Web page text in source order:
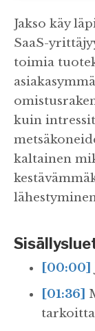
Jakso käy
SaaS-
toimia
kuin
kaltainen
[00:00]
[01:36]